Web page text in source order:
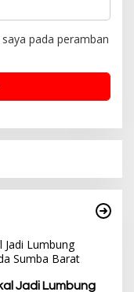
pada peramban
Jadi Lumbung